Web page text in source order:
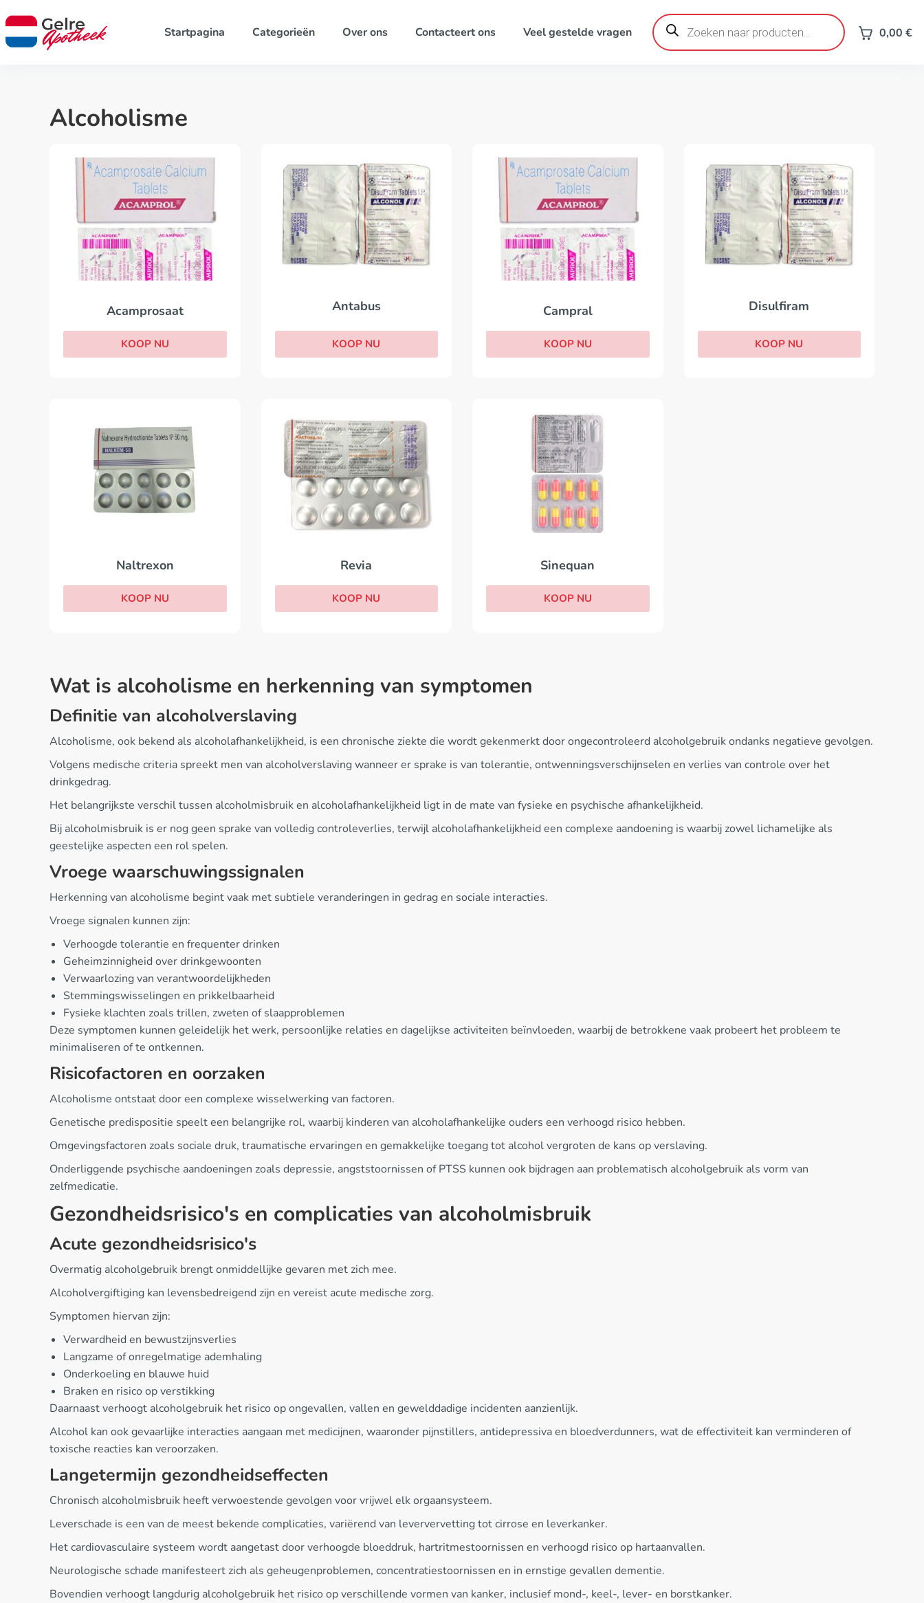
Startpagina Categorieën Over ons Contacteert ons Veel gestelde vragen
Producten
zoeken 0,00 €
Alcoholisme
Acamprosaat
KOOP NU
Antabus
KOOP NU
Campral
KOOP NU
Disulfiram
KOOP NU
Naltrexon
KOOP NU
Revia
KOOP NU
Sinequan
KOOP NU
Wat is alcoholisme en herkenning van symptomen
Definitie van alcoholverslaving
Alcoholisme, ook bekend als alcoholafhankelijkheid, is een chronische ziekte die wordt gekenmerkt door ongecontroleerd alcoholgebruik ondanks negatieve gevolgen.
Volgens medische criteria spreekt men van alcoholverslaving wanneer er sprake is van tolerantie, ontwenningsverschijnselen en verlies van controle over het
drinkgedrag.
Het belangrijkste verschil tussen alcoholmisbruik en alcoholafhankelijkheid ligt in de mate van fysieke en psychische afhankelijkheid.
Bij alcoholmisbruik is er nog geen sprake van volledig controleverlies, terwijl alcoholafhankelijkheid een complexe aandoening is waarbij zowel lichamelijke als
geestelijke aspecten een rol spelen.
Vroege waarschuwingssignalen
Herkenning van alcoholisme begint vaak met subtiele veranderingen in gedrag en sociale interacties.
Vroege signalen kunnen zijn:
Verhoogde tolerantie en frequenter drinken
Geheimzinnigheid over drinkgewoonten
Verwaarlozing van verantwoordelijkheden
Stemmingswisselingen en prikkelbaarheid
Fysieke klachten zoals trillen, zweten of slaapproblemen
Deze symptomen kunnen geleidelijk het werk, persoonlijke relaties en dagelijkse activiteiten beïnvloeden, waarbij de betrokkene vaak probeert het probleem te
minimaliseren of te ontkennen.
Risicofactoren en oorzaken
Alcoholisme ontstaat door een complexe wisselwerking van factoren.
Genetische predispositie speelt een belangrijke rol, waarbij kinderen van alcoholafhankelijke ouders een verhoogd risico hebben.
Omgevingsfactoren zoals sociale druk, traumatische ervaringen en gemakkelijke toegang tot alcohol vergroten de kans op verslaving.
Onderliggende psychische aandoeningen zoals depressie, angststoornissen of PTSS kunnen ook bijdragen aan problematisch alcoholgebruik als vorm van
zelfmedicatie.
Gezondheidsrisico's en complicaties van alcoholmisbruik
Acute gezondheidsrisico's
Overmatig alcoholgebruik brengt onmiddellijke gevaren met zich mee.
Alcoholvergiftiging kan levensbedreigend zijn en vereist acute medische zorg.
Symptomen hiervan zijn:
Verwardheid en bewustzijnsverlies
Langzame of onregelmatige ademhaling
Onderkoeling en blauwe huid
Braken en risico op verstikking
Daarnaast verhoogt alcoholgebruik het risico op ongevallen, vallen en gewelddadige incidenten aanzienlijk.
Alcohol kan ook gevaarlijke interacties aangaan met medicijnen, waaronder pijnstillers, antidepressiva en bloedverdunners, wat de effectiviteit kan verminderen of
toxische reacties kan veroorzaken.
Langetermijn gezondheidseffecten
Chronisch alcoholmisbruik heeft verwoestende gevolgen voor vrijwel elk orgaansysteem.
Leverschade is een van de meest bekende complicaties, variërend van leververvetting tot cirrose en leverkanker.
Het cardiovasculaire systeem wordt aangetast door verhoogde bloeddruk, hartritmestoornissen en verhoogd risico op hartaanvallen.
Neurologische schade manifesteert zich als geheugenproblemen, concentratiestoornissen en in ernstige gevallen dementie.
Bovendien verhoogt langdurig alcoholgebruik het risico op verschillende vormen van kanker, inclusief mond-, keel-, lever- en borstkanker.